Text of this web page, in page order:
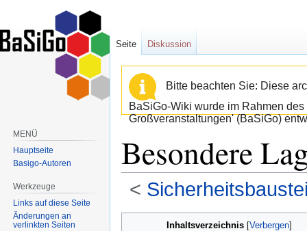
Bitte beachten Sie: Diese
BaSiGo-Wiki wurde im Rahmen
Großveranstaltungen' (BaSiGo)
Besondere
<
Inhaltsverzeichnis
Seite Diskussion
MENÜ
Hauptseite
Basigo-Autoren
Werkzeuge
Links auf diese Seite
Änderungen an
verlinkten Seiten